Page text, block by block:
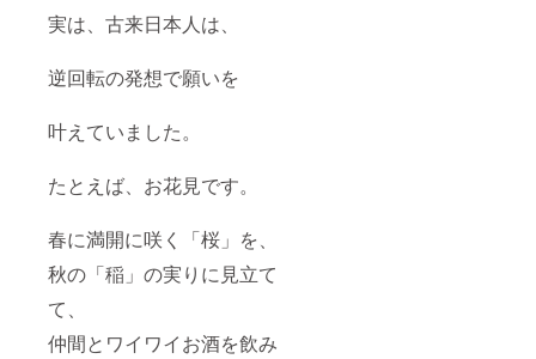
実は、古来日本人は、
逆回転の発想で願いを
叶えていました。
たとえば、お花見です。
春に満開に咲く「桜」を、
秋の「稲」の実りに見立て
て、
仲間とワイワイお酒を飲み